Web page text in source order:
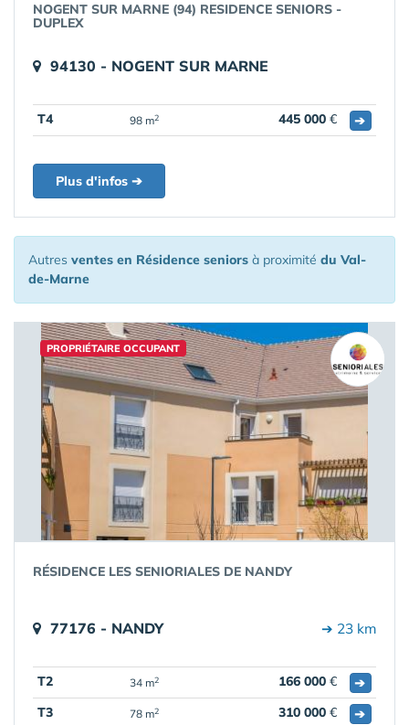
NOGENT SUR MARNE (94) RESIDENCE SENIORS -
DUPLEX
94130 - NOGENT SUR MARNE
T4 98 m2 445 000 € ➔
Plus d'infos ➔
Autres ventes en Résidence seniors à proximité du Val-
de-Marne
PROPRIÉTAIRE OCCUPANT
RÉSIDENCE LES SENIORIALES DE NANDY
77176 - NANDY ➔ 23 km
T2 34 m2 166 000 €
➔
T3
78 m2 310 000 € ➔